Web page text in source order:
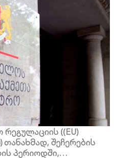
რეგულაციის ((EU)
თანახმად, შეჩერების
პერიოდში,